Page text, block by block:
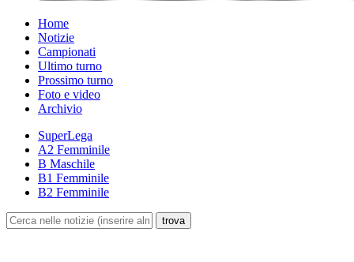
Home
Notizie
Campionati
Ultimo turno
Prossimo turno
Foto e video
Archivio
SuperLega
A2 Femminile
B Maschile
B1 Femminile
B2 Femminile